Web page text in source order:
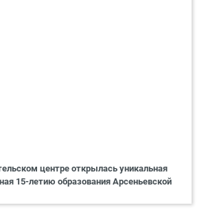
центре открылась уникальная
15-летию образования Арсеньевской